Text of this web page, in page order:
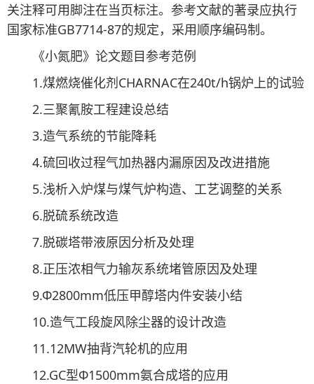
关注释可用脚注在当页标注。参考文献的著录应执行
国家标准GB7714-87的规定，采用顺序编码制。
《小氮肥》论文题目参考范例
1.煤燃烧催化剂CHARNAC在240t/h锅炉上的试验
2.三聚氰胺工程建设总结
3.造气系统的节能降耗
4.硫回收过程气加热器内漏原因及改进措施
5.浅析入炉煤与煤气炉构造、工艺调整的关系
6.脱硫系统改造
7.脱碳塔带液原因分析及处理
8.正压浓相气力输灰系统堵管原因及处理
9.Φ2800mm低压甲醇塔内件安装小结
10.造气工段旋风除尘器的设计改造
11.12MW抽背汽轮机的应用
12.GC型Φ1500mm氨合成塔的应用